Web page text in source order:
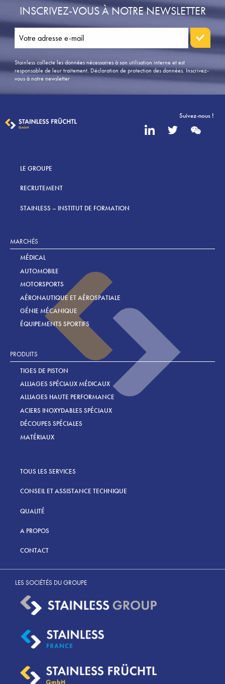
INSCRIVEZ-VOUS À NOTRE NEWSLETTER
Stainless collecte les données nécessaires à son utilisation interne et est
responsable de leur traitement. Déclaration de protection des données.Inscrivez-
vous à notre newsletter.
Suivez-nous !
LE GROUPE
RECRUTEMENT
STAINLESS – INSTITUT DE FORMATION
MARCHÉS
MÉDICAL
AUTOMOBILE
MOTORSPORTS
AÉRONAUTIQUE ET AÉROSPATIALE
GÉNIE MÉCANIQUE
ÉQUIPEMENTS SPORTIFS
PRODUITS
TIGES DE PISTON
ALLIAGES SPÉCIAUX MÉDICAUX
ALLIAGES HAUTE PERFORMANCE
ACIERS INOXYDABLES SPÉCIAUX
DÉCOUPES SPÉCIALES
MATÉRIAUX
TOUS LES SERVICES
CONSEIL ET ASSISTANCE TECHNIQUE
QUALITÉ
A PROPOS
CONTACT
LES SOCIÉTÉS DU GROUPE